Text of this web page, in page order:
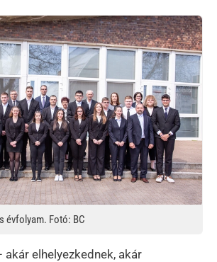
évfolyam. Fotó: BC
elhelyezkednek, akár